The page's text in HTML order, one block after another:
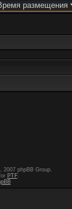
phpBB Group.
PTF.